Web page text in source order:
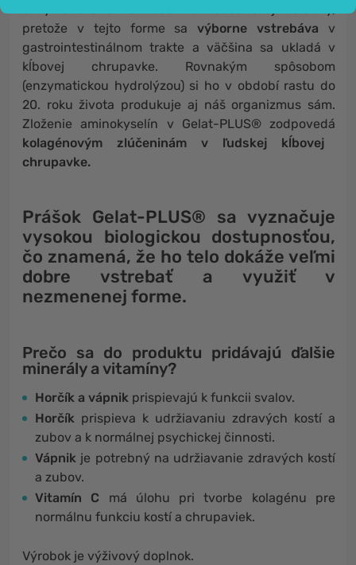
pretože v tejto forme savýborne vstrebávav
gastrointestinálnom trakte a väčšina sa ukladá v
kĺbovej chrupavke. Rovnakým spôsobom
(enzymatickou hydrolýzou) si ho v období rastu do
20. roku života produkuje aj náš organizmus sám.
Zloženie aminokyselín v Gelat-PLUS® zodpovedá
kolagénovým zlúčeninám v ľudskej kĺbovej
chrupavke.
Prášok Gelat-PLUS® sa vyznačuje
vysokou biologickou dostupnosťou,
čo znamená, že ho telo dokáže veľmi
dobre vstrebať a využiť v
nezmenenej forme.
Prečo sa do produktu pridávajú ďalšie
minerály a vitamíny?
Horčík a vápnik prispievajú k funkcii svalov.
Horčík prispieva k udržiavaniu zdravých kostí a
zubov a k normálnej psychickej činnosti.
Vápnik je potrebný na udržiavanie zdravých kostí
a zubov.
Vitamín C má úlohu pri tvorbe kolagénu pre
normálnu funkciu kostí a chrupaviek.
Výrobok je výživový doplnok.